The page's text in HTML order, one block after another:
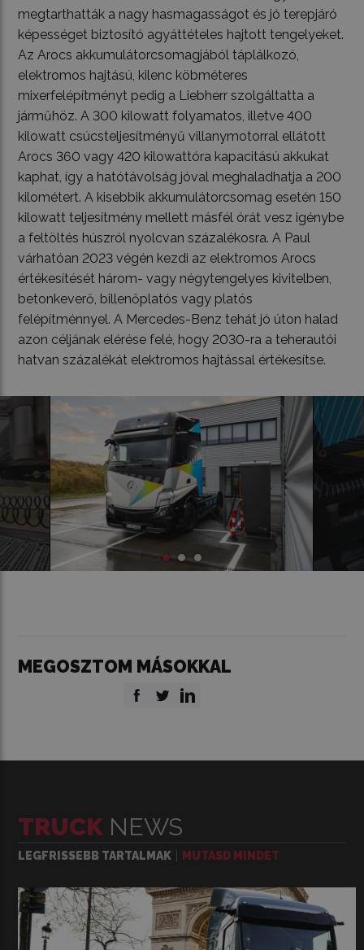
megtarthatták a nagy hasmagasságot és jó terepjáró
képességet biztosító agyáttételes hajtott tengelyeket.
Az Arocs akkumulátorcsomagjából táplálkozó,
elektromos hajtású, kilenc köbméteres
mixerfelépítményt pedig a Liebherr szolgáltatta a
járműhöz. A 300 kilowatt folyamatos, illetve 400
kilowatt csúcsteljesítményű villanymotorral ellátott
Arocs 360 vagy 420 kilowattóra kapacitású akkukat
kaphat, így a hatótávolság jóval meghaladhatja a 200
kilométert. A kisebbik akkumulátorcsomag esetén 150
kilowatt teljesítmény mellett másfél órát vesz igénybe
a feltöltés húszról nyolcvan százalékosra. A Paul
várhatóan 2023 végén kezdi az elektromos Arocs
értékesítését három- vagy négytengelyes kivitelben,
betonkeverő, billenőplatós vagy platós
felépítménnyel. A Mercedes-Benz tehát jó úton halad
azon céljának elérése felé, hogy 2030-ra a teherautói
hatvan százalékát elektromos hajtással értékesítse.
MEGOSZTOM MÁSOKKAL
TRUCK NEWS
LEGFRISSEBB TARTALMAK MUTASD MINDET